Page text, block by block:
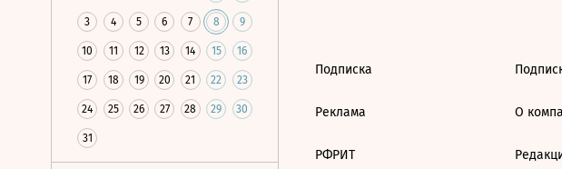
3 4 5 6 7 8 9
10 11 12 13 14 15 16
17 18 19 20 21 22 23
24 25 26 27 28 29 30
31
Подписка
Реклама
РФРИТ
О